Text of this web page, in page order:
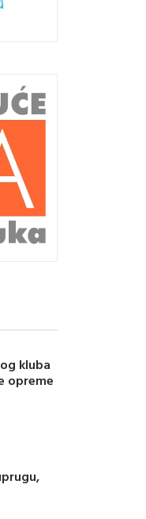
kluba
opreme